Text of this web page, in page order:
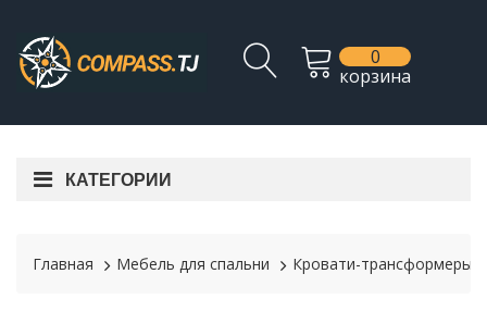
0
корзина
КАТЕГОРИИ
Главная Мебель для спальни Кровати-трансформеры